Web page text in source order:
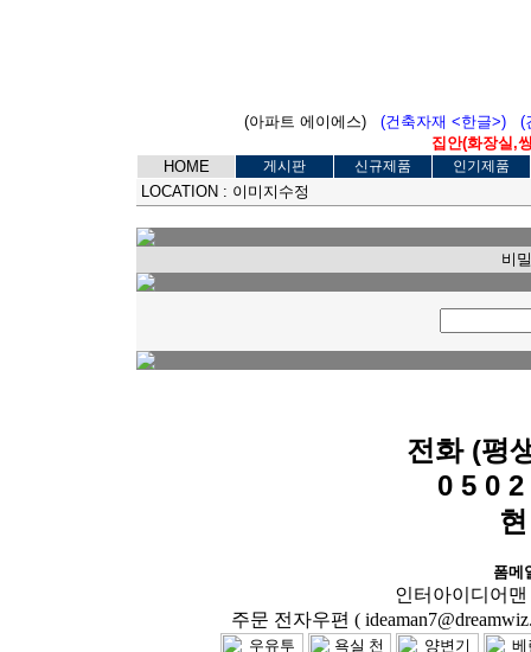
(아파트 에이에스) (건축자재 <한글>)
(
집안(화장실,
HOME
게시판 신규제품 인기제품
LOCATION : 이미지수정
비
전화 (평
0 5 0
폼메
인터아이디어맨
주문 전자우편 (